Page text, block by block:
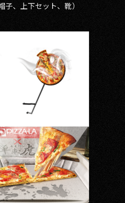
子、上下セット、靴）